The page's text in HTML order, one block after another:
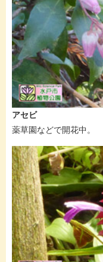
アセビ
薬草園などで開花中。